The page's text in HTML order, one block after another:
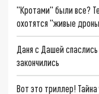
"Кротами" были все?
охотятся "живые
Даня с Дашей
закончились
Вот это триллер!